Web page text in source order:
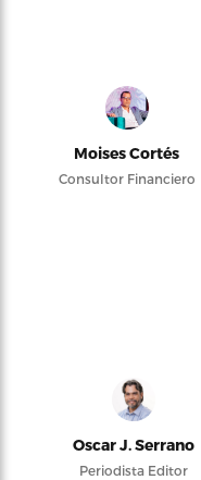
Moises Cortés
Consultor Financiero
Oscar J. Serrano
Periodista Editor